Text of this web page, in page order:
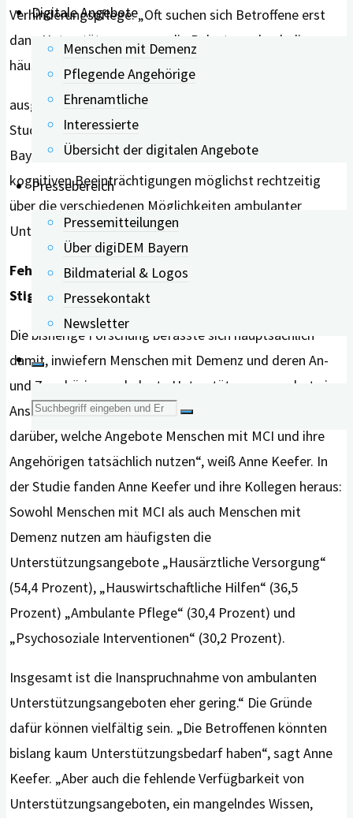
Digitale Angebote
Menschen mit Demenz
Pflegende Angehörige
Ehrenamtliche
Interessierte
Übersicht der digitalen Angebote
Pressebereich
Pressemitteilungen
Über digiDEM Bayern
Bildmaterial & Logos
Pressekontakt
Newsletter
Suche
nach:
Verhinderungspflege. „Oft suchen sich Betroffene erst
dann Unterstützung, wenn die Belastung durch die
häusliche Pflegesituation bereits stark
ausgeprägt ist“, sagt Anne Keefer, Erstautorin der
Studie und wissenschaftliche Mitarbeiterin bei digiDEM
Bayern. Deshalb sollten Betroffene bereits bei ersten
kognitiven Beeinträchtigungen möglichst rechtzeitig
über die verschiedenen Möglichkeiten ambulanter
Unterstützungsangebote informiert werden.
Fehlende Verfügbarkeit und Angst vor
Stigmatisierung
Die bisherige Forschung befasste sich hauptsächlich
damit, inwiefern Menschen mit Demenz und deren An-
und Zugehörige ambulante Unterstützungsangebote in
Anspruch genommen haben. „Wir wissen aber wenig
darüber, welche Angebote Menschen mit MCI und ihre
Angehörigen tatsächlich nutzen“, weiß Anne Keefer. In
der Studie fanden Anne Keefer und ihre Kollegen heraus:
Sowohl Menschen mit MCI als auch Menschen mit
Demenz nutzen am häufigsten die
Unterstützungsangebote „Hausärztliche Versorgung“
(54,4 Prozent), „Hauswirtschaftliche Hilfen“ (36,5
Prozent) „Ambulante Pflege“ (30,4 Prozent) und
„Psychosoziale Interventionen“ (30,2 Prozent).
Insgesamt ist die Inanspruchnahme von ambulanten
Unterstützungsangeboten eher gering.“ Die Gründe
dafür können vielfältig sein. „Die Betroffenen könnten
bislang kaum Unterstützungsbedarf haben“, sagt Anne
Keefer. „Aber auch die fehlende Verfügbarkeit von
Unterstützungsangeboten, ein mangelndes Wissen,